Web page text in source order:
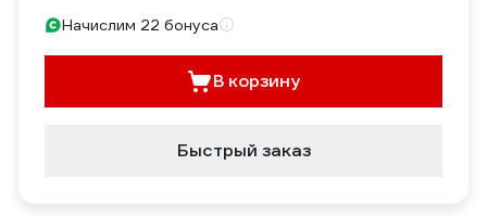
Начислим 22 бонуса
В корзину
Быстрый заказ